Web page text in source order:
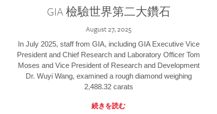
GIA 檢驗世界第二大鑽石
August 27, 2025
In July 2025, staff from GIA, including GIA Executive Vice
President and Chief Research and Laboratory Officer Tom
Moses and Vice President of Research and Development
Dr. Wuyi Wang, examined a rough diamond weighing
2,488.32 carats
続きを読む